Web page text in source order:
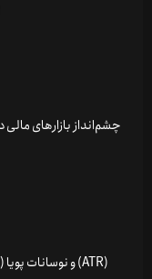
همگرایی استراتژیک مفاهیم پول هوشمند (SMC) و نوسانات پویا (ATR)